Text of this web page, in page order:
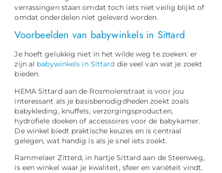
verrassingen staan omdat toch iets niet veilig blijkt of
omdat onderdelen niet geleverd worden.
Voorbeelden van babywinkels in Sittard
Je hoeft gelukkig niet in het wilde weg te zoeken: er
zijn al babywinkels in Sittard die veel van wat je zoekt
bieden.
HEMA Sittard aan de Rosmolenstraat is voor jou
interessant als je basisbenodigdheden zoekt zoals
babykleding, knuffels, verzorgingsproducten,
hydrofiele doeken of accessoires voor de babykamer.
De winkel biedt praktische keuzes en is centraal
gelegen, wat handig is als je snel iets zoekt.
Rammelaer Zitterd, in hartje Sittard aan de Steenweg,
is een winkel waar je kwaliteit, sfeer en variëteit vindt.